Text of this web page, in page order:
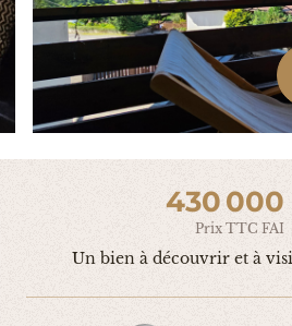
430
Prix TTC FAI
Un bien à découvrir et à